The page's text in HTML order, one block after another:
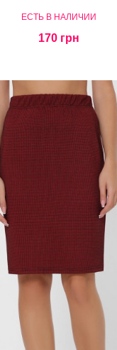
ЕСТЬ В НАЛИЧИИ
170 грн